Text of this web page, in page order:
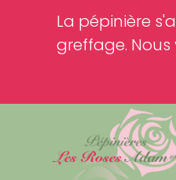
La pépinière
greffage.